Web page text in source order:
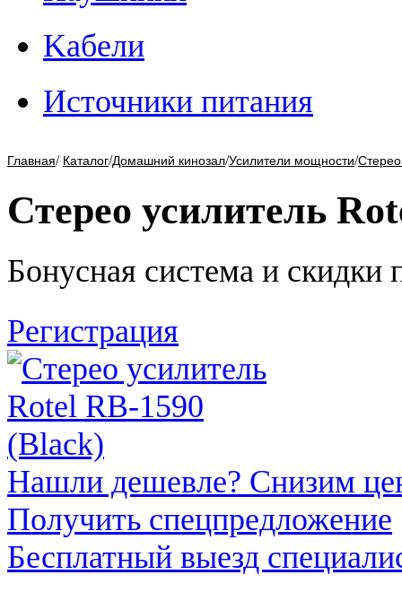
Kабели
Источники питания
Главная/ Каталог/Домашний кинозал/Усилители мощности/
Стерео усилитель
Бонусная система и скидки
Регистрация
Нашли дешевле? Снизим
Получить спецпредложение
Бесплатный выезд